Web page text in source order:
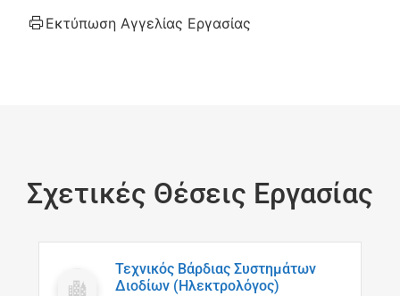
Εκτύπωση Αγγελίας Εργασίας
Σχετικές Θέσεις Εργασίας
Τεχνικός Βάρδιας Συστημάτων
Διοδίων (Ηλεκτρολόγος)